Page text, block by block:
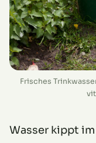
Frisches
Wasser kippt